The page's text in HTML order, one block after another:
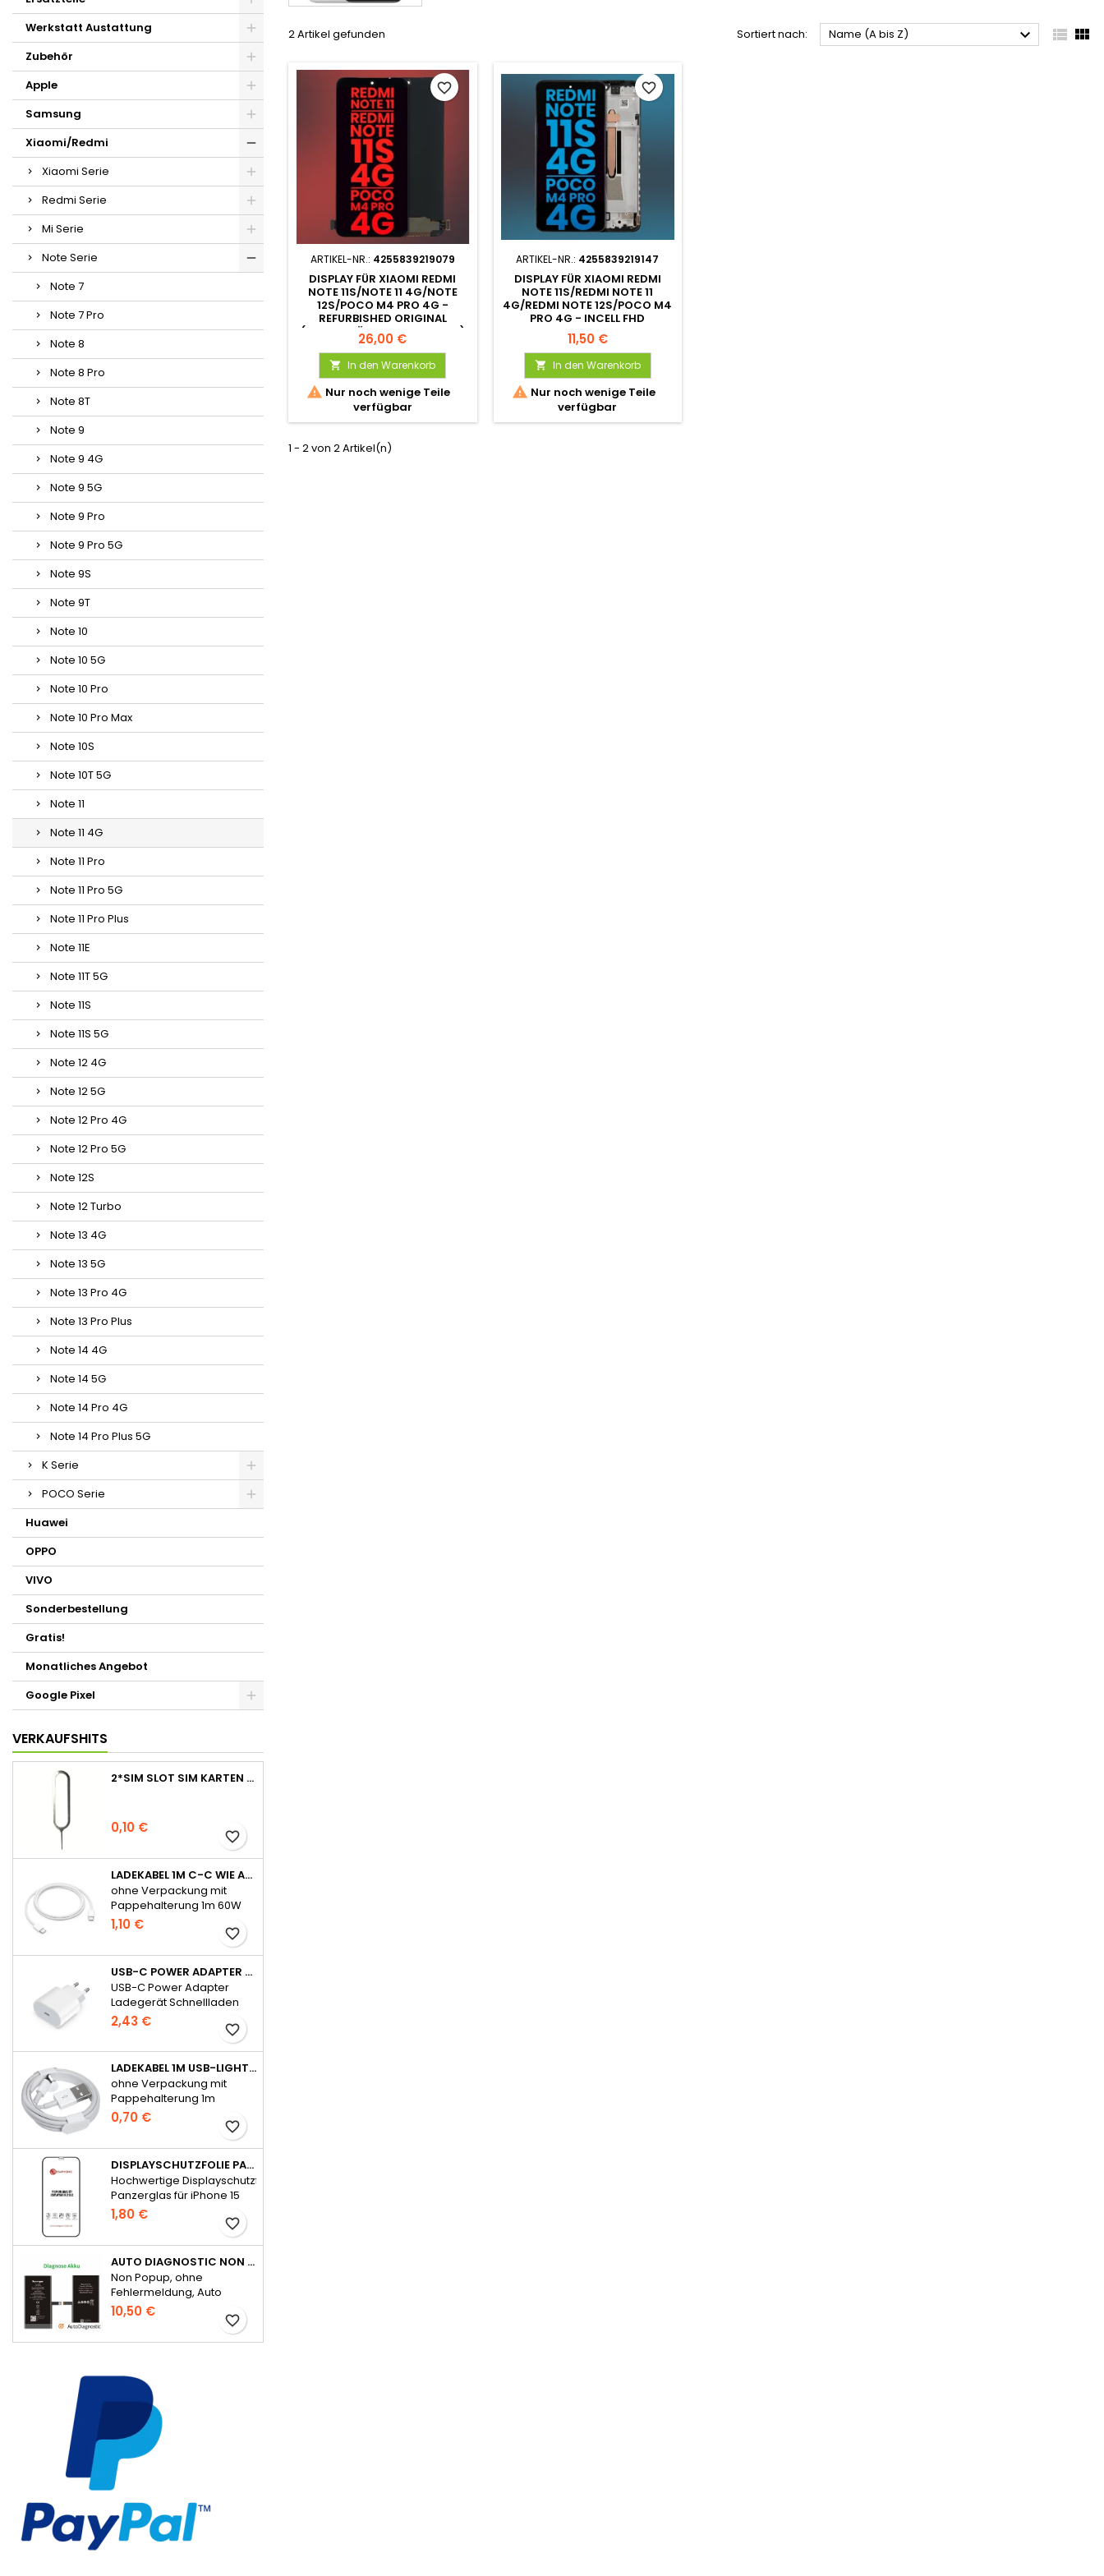
Werkstatt Austattung
Zubehör
Apple
Samsung
Xiaomi/Redmi
Xiaomi Serie
Redmi Serie
Mi Serie
Note Serie
Note 7
Note 7 Pro
Note 8
Note 8 Pro
Note 8T
Note 9
Note 9 4G
Note 9 5G
Note 9 Pro
Note 9 Pro 5G
Note 9S
Note 9T
Note 10
Note 10 5G
Note 10 Pro
Note 10 Pro Max
Note 10S
Note 10T 5G
Note 11
Note 11 4G
Note 11 Pro
Note 11 Pro 5G
Note 11 Pro Plus
Note 11E
Note 11T 5G
Note 11S
Note 11S 5G
Note 12 4G
Note 12 5G
Note 12 Pro 4G
Note 12 Pro 5G
Note 12S
Note 12 Turbo
Note 13 4G
Note 13 5G
Note 13 Pro 4G
Note 13 Pro Plus
Note 14 4G
Note 14 5G
Note 14 Pro 4G
Note 14 Pro Plus 5G
K Serie
POCO Serie
Huawei
OPPO
VIVO
Sonderbestellung
Gratis!
Monatliches Angebot
Google Pixel
VERKAUFSHITS
2*SIM SLOT SIM KARTEN STIFT NADEL PIN TRAY ÖFFNER EJECT TOOL
0,10 €
favorite_border
LADEKABEL 1M C-C WIE APPLE ORIGINAL FÜR IPHONE 15 SERIE OHNE VERPACKUNG
ohne Verpackung mit
Pappehalterung 1m 60W
für iPhone 15 Serie
1,10 €
favorite_border
USB-C POWER ADAPTER LADEGERÄT SCHNELLLADEN 20W FÜR APPLE - OHNE VERPACKUNG
USB-C Power Adapter
Ladegerät Schnellladen
20W für Apple
2,43 €
favorite_border
LADEKABEL 1M USB-LIGHTNING WIE APPLE ORIGINAL OHNE VERPACKUNG
ohne Verpackung mit
Pappehalterung 1m
0,70 €
favorite_border
DISPLAYSCHUTZFOLIE PANZERGLAS FÜR IPHONE 15 SERIE FULL GLUE
Hochwertige Displayschutzfolie
Panzerglas für iPhone 15
Serie Full Glue
1,80 €
favorite_border
AUTO DIAGNOSTIC NON POPUP AKKU FÜR IPHONE 14 OHNE FEHLERMELDUNG
Non Popup, ohne
Fehlermeldung, Auto
Diagnostic
10,50 €
favorite_border
2 Artikel gefunden Sortiert nach: Name (A bis Z)   
ARTIKEL-NR.: 4255839219079
DISPLAY FÜR XIAOMI REDMI
NOTE 11S/NOTE 11 4G/NOTE
12S/POCO M4 PRO 4G -
REFURBISHED ORIGINAL
(UNTERSTÜTZT FINGERPRINT)
26,00 €
 In den Warenkorb
 Nur noch wenige Teile
verfügbar
favorite_border
ARTIKEL-NR.: 4255839219147
DISPLAY FÜR XIAOMI REDMI
NOTE 11S/REDMI NOTE 11
4G/REDMI NOTE 12S/POCO M4
PRO 4G - INCELL FHD
11,50 €
 In den Warenkorb
 Nur noch wenige Teile
verfügbar
favorite_border
1 - 2 von 2 Artikel(n)